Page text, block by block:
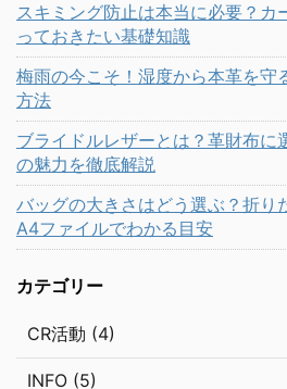
スキミング防止は本当に必要？カ
っておきたい基礎知識
梅雨の今こそ！湿度から本革を守
方法
ブライドルレザーとは？革財布に
の魅力を徹底解説
バッグの大きさはどう選ぶ？折り
A4ファイルでわかる目安
カテゴリー
CR活動 (4)
INFO (5)